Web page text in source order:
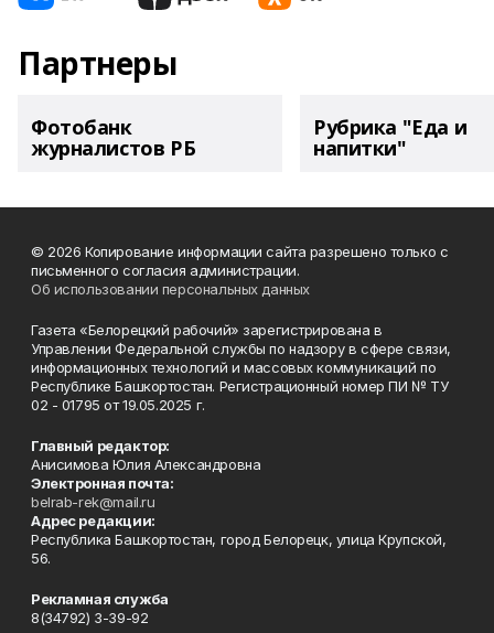
Партнеры
Фотобанк
журналистов РБ
Рубрика "Еда и
напитки"
© 2026 Копирование информации сайта разрешено только с
письменного согласия администрации.
Об использовании персональных данных
Газета «Белорецкий рабочий» зарегистрирована в
Управлении Федеральной службы по надзору в сфере связи,
информационных технологий и массовых коммуникаций по
Республике Башкортостан. Регистрационный номер ПИ № ТУ
02 - 01795 от 19.05.2025 г.
Главный редактор:
Анисимова Юлия Александровна
Электронная почта:
belrab-rek@mail.ru
Адрес редакции:
Республика Башкортостан, город Белорецк, улица Крупской,
56.
Рекламная служба
8(34792) 3-39-92